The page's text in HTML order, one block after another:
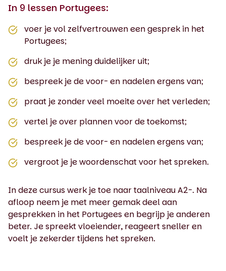
In 9 lessen Portugees:
voer je vol zelfvertrouwen een gesprek in het
Portugees;
druk je je mening duidelijker uit;
bespreek je de voor- en nadelen ergens van;
praat je zonder veel moeite over het verleden;
vertel je over plannen voor de toekomst;
bespreek je de voor- en nadelen ergens van;
vergroot je je woordenschat voor het spreken.
In deze cursus werk je toe naar taalniveau A2-. Na
afloop neem je met meer gemak deel aan
gesprekken in het Portugees en begrijp je anderen
beter. Je spreekt vloeiender, reageert sneller en
voelt je zekerder tijdens het spreken.